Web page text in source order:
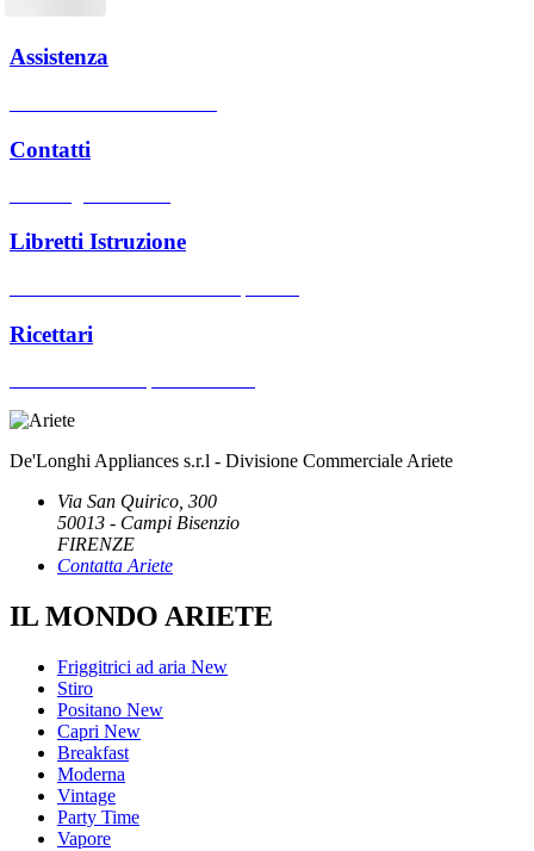
Assistenza
Contatti
Libretti Istruzione
Ricettari
De'Longhi Appliances s.r.l - Divisione Commerciale Ariete
Via San Quirico, 300
50013 - Campi Bisenzio
FIRENZE
Contatta Ariete
IL MONDO ARIETE
Friggitrici ad aria New
Stiro
Positano New
Capri New
Breakfast
Moderna
Vintage
Party Time
Vapore